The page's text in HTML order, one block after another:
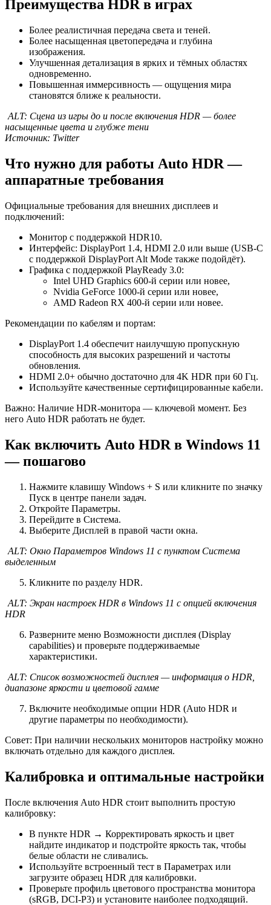
Преимущества HDR в играх
Более реалистичная передача света и теней.
Более насыщенная цветопередача и глубина
изображения.
Улучшенная детализация в ярких и тёмных областях
одновременно.
Повышенная иммерсивность — ощущения мира
становятся ближе к реальности.
ALT: Сцена из игры до и после включения HDR — более
насыщенные цвета и глубже тени
Источник: Twitter
Что нужно для работы Auto HDR —
аппаратные требования
Официальные требования для внешних дисплеев и
подключений:
Монитор с поддержкой HDR10.
Интерфейс: DisplayPort 1.4, HDMI 2.0 или выше (USB‑C
с поддержкой DisplayPort Alt Mode также подойдёт).
Графика с поддержкой PlayReady 3.0:
Intel UHD Graphics 600‑й серии или новее,
Nvidia GeForce 1000‑й серии или новее,
AMD Radeon RX 400‑й серии или новее.
Рекомендации по кабелям и портам:
DisplayPort 1.4 обеспечит наилучшую пропускную
способность для высоких разрешений и частоты
обновления.
HDMI 2.0+ обычно достаточно для 4K HDR при 60 Гц.
Используйте качественные сертифицированные кабели.
Важно: Наличие HDR‑монитора — ключевой момент. Без
него Auto HDR работать не будет.
Как включить Auto HDR в Windows 11
— пошагово
Нажмите клавишу Windows + S или кликните по значку
Пуск в центре панели задач.
Откройте Параметры.
Перейдите в Система.
Выберите Дисплей в правой части окна.
ALT: Окно Параметров Windows 11 с пунктом Система
выделенным
Кликните по разделу HDR.
ALT: Экран настроек HDR в Windows 11 с опцией включения
HDR
Разверните меню Возможности дисплея (Display
capabilities) и проверьте поддерживаемые
характеристики.
ALT: Список возможностей дисплея — информация о HDR,
диапазоне яркости и цветовой гамме
Включите необходимые опции HDR (Auto HDR и
другие параметры по необходимости).
Совет: При наличии нескольких мониторов настройку можно
включать отдельно для каждого дисплея.
Калибровка и оптимальные настройки
После включения Auto HDR стоит выполнить простую
калибровку:
В пункте HDR → Корректировать яркость и цвет
найдите индикатор и подстройте яркость так, чтобы
белые области не сливались.
Используйте встроенный тест в Параметрах или
загрузите образец HDR для калибровки.
Проверьте профиль цветового пространства монитора
(sRGB, DCI‑P3) и установите наиболее подходящий.